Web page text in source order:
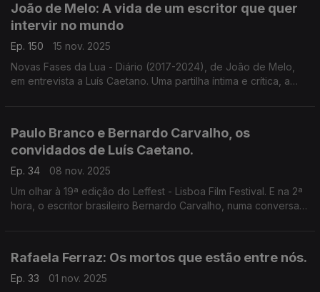
João de Melo: A vida de um escritor que quer
intervir no mundo
Ep. 150
15 nov. 2025
Novas Fases da Lua - Diário (2017-2024), de João de Melo,
em entrevista a Luís Caetano. Uma partilha íntima e crítica, a
Paulo Branco e Bernardo Carvalho, os
convidados de Luís Caetano.
Ep. 34
08 nov. 2025
Um olhar à 19ª edição do Leffest - Lisboa Film Festival. E na 2ª
hora, o escritor brasileiro Bernardo Carvalho, numa conversa
Rafaela Ferraz: Os mortos que estão entre nós.
Ep. 33
01 nov. 2025